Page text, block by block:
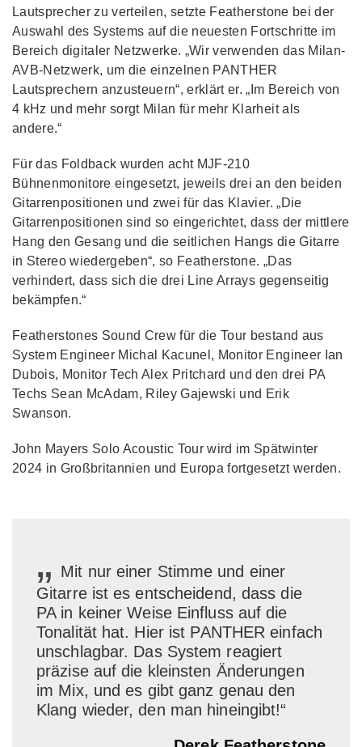
Lautsprecher zu verteilen, setzte Featherstone bei der
Auswahl des Systems auf die neuesten Fortschritte im
Bereich digitaler Netzwerke. „Wir verwenden das Milan-
AVB-Netzwerk, um die einzelnen PANTHER
Lautsprechern anzusteuern“, erklärt er. „Im Bereich von
4 kHz und mehr sorgt Milan für mehr Klarheit als
andere.“
Für das Foldback wurden acht MJF-210
Bühnenmonitore eingesetzt, jeweils drei an den beiden
Gitarrenpositionen und zwei für das Klavier. „Die
Gitarrenpositionen sind so eingerichtet, dass der mittlere
Hang den Gesang und die seitlichen Hangs die Gitarre
in Stereo wiedergeben“, so Featherstone. „Das
verhindert, dass sich die drei Line Arrays gegenseitig
bekämpfen.“
Featherstones Sound Crew für die Tour bestand aus
System Engineer Michal Kacunel, Monitor Engineer Ian
Dubois, Monitor Tech Alex Pritchard und den drei PA
Techs Sean McAdam, Riley Gajewski und Erik
Swanson.
John Mayers Solo Acoustic Tour wird im Spätwinter
2024 in Großbritannien und Europa fortgesetzt werden.
„ Mit nur einer Stimme und einer
Gitarre ist es entscheidend, dass die
PA in keiner Weise Einfluss auf die
Tonalität hat. Hier ist PANTHER einfach
unschlagbar. Das System reagiert
präzise auf die kleinsten Änderungen
im Mix, und es gibt ganz genau den
Klang wieder, den man hineingibt!“